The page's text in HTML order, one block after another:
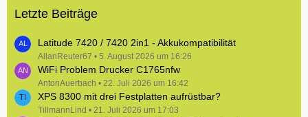
g
i
ä
g
e
e
e
i
t
r
ä
g
Letzte Beiträge
Latitude 7420 / 7420 2in1 - Akkukompatibilität
AllanReuter67 5. August 2026 um 16:26
WiFi Problem Drucker C1765nfw
AntonAuerbach 22. Juli 2026 um 16:42
XPS 8300 mit drei Festplatten aufrüstbar?
TillmannLind 21. Juli 2026 um 17:03